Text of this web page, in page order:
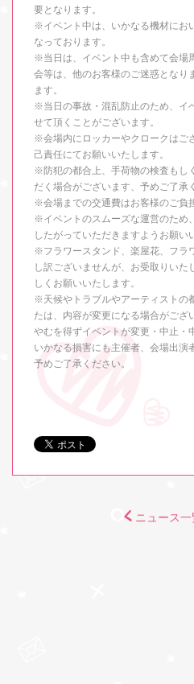
要となります。
※イベント中は、いかなる機材にお
なっております。
※当日は、イベント中も含めて会場
会等は、他のお客様のご迷惑となり
ます。
※当日の事故・混乱防止のため、イ
せて頂くことがございます。
※会場内にロッカーやクロークはご
己責任にてお願いいたします。
※防犯の都合上、手荷物の検査もし
だく場合がございます、予めご了承
※会場までの交通費はお客様のご負
※イベントのスムーズな運営のため
したがっていただきますようお願い
※フラワースタンド、楽屋花、フラ
し訳ございませんが、お受取りいた
しくお願いいたします。
※天候やトラブルやアーティストの
たは、内容が変更になる場合がござ
やむを得ずイベントが変更・中止・
いかなる損害にも主催者、会場出演
予めご了承ください。
ニュース